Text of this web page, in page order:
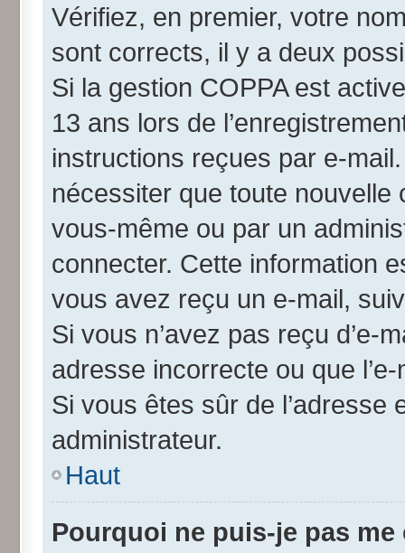
Vérifiez, en premier, votre
sont corrects, il y a deux
Si la gestion COPPA est
13 ans lors de
instructions reçues par e-
nécessiter que toute
vous-même ou par un
connecter. Cette information
vous avez reçu un e-mail,
Si vous n’avez pas reçu d’e-
adresse incorrecte ou que
Si vous êtes sûr de l’adresse
administrateur.
Haut
Pourquoi ne puis-je pas